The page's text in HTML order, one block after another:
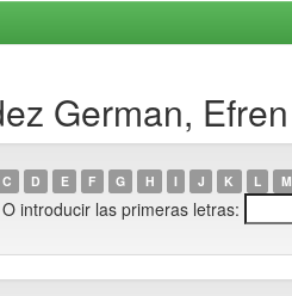
German, Efren
C D E F G H I J K L M
O introducir las primeras letras: